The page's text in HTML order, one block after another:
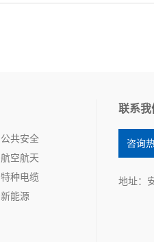
公共安全
航空航天
特种电缆
新能源
联系我
咨询
地址：